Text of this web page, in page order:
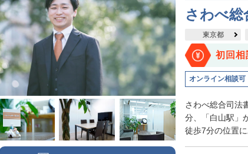
さわべ総
東京都
初回相
オンライン相談可
さわべ総合司法
分、「白山駅」
徒歩7分の位置